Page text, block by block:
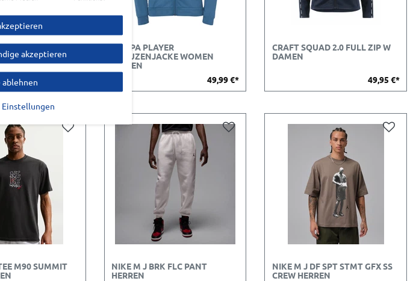
M NK DF
HM HERREN
KEMPA PLAYER
KAPUZENJACKE WOMEN
DAMEN
49,99 €*
CRAFT SQUAD 2.0 FULL ZIP W
DAMEN
49,95 €*
M90 SUMMIT
NIKE M J BRK FLC PANT
HERREN
NIKE M J DF SPT STMT GFX SS
CREW HERREN
akzeptieren
ablehnen